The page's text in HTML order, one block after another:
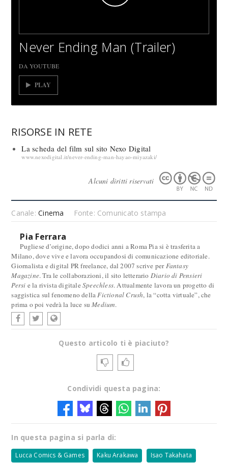
Never Ending Man (Trailer)
DA YOUTUBE
PLAY
RISORSE IN RETE
La scheda del film sul sito Nexo Digital
www.nexodigital.it/never-ending-man-hayao-miyazaki/
Alcuni diritti riservati
Canale:Cinema Fonte: Comunicato stampa
Pia Ferrara
Pugliese d’origine, dopo dodici anni a Roma Pia si è trasferita a
Milano, dove vive e lavora occupandosi di comunicazione editoriale.
Giornalista e digital PR freelance, dal 2007 scrive per Fantasy
Magazine. Tra le collaborazioni, il sito letterario Diario di Pensieri
Persi e la rivista digitaleSpeechless. Attualmente lavora un progetto di
saggistica sul fenomeno della Fictional Crush, la “cotta virtuale”, che
prima o poi vedrà la luce su Medium.
Questo articolo ti è piaciuto?
Condividi questa pagina:
In questa pagina si parla di:
Lucca Comics & Games Kaku Arakawa Isao Takahata